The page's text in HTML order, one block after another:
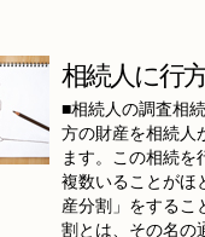
相続人に行
■相続人の調査相
方の財産を相続人
ます。この相続を
複数いることがほ
産分割」をするこ
割とは、その名の